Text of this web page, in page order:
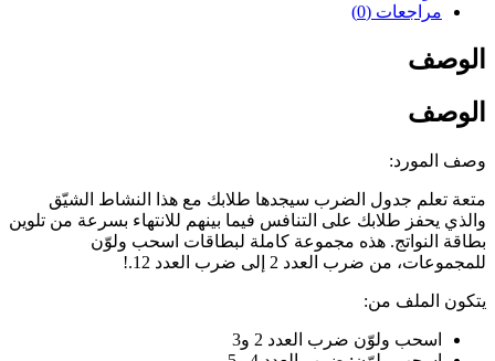
مراجعات (0)
الوصف
الوصف
وصف المورد:
متعة تعلم جدول الضرب سيجدها طلابك مع هذا النشاط الشيّق
والذي يحفز طلابك على التنافس فيما بينهم للانتهاء بسرعة من تلوين
بطاقة النواتج. هذه مجموعة كاملة لبطاقات اسحب ولوّن
للمجموعات، من ضرب العدد 2 إلى ضرب العدد 12.!
يتكون الملف من:
اسحب ولوّن ضرب العدد 2 و3